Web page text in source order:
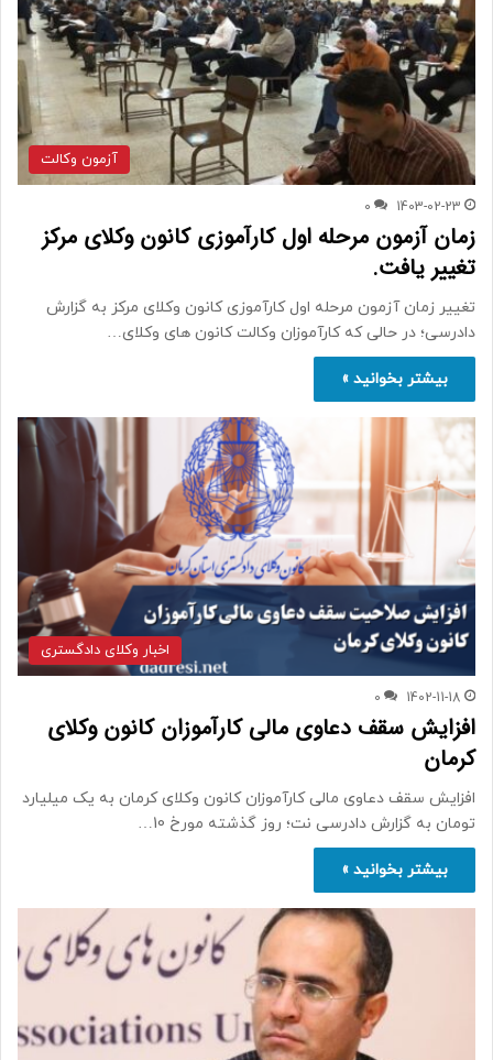
آزمون وکالت
1403-02-23
0
زمان آزمون مرحله اول کارآموزی کانون وکلای مرکز
تغییر یافت.
تغییر زمان آزمون مرحله اول کارآموزی کانون وکلای مرکز به گزارش
دادرسی؛ در حالی که کارآموزان وکالت کانون های وکلای…
بیشتر بخوانید »
اخبار وکلای دادگستری
1402-11-18
0
افزایش سقف دعاوی مالی کارآموزان کانون وکلای
کرمان
افزایش سقف دعاوی مالی کارآموزان کانون وکلای کرمان به یک میلیارد
تومان به گزارش دادرسی نت؛ روز گذشته مورخ 10…
بیشتر بخوانید »